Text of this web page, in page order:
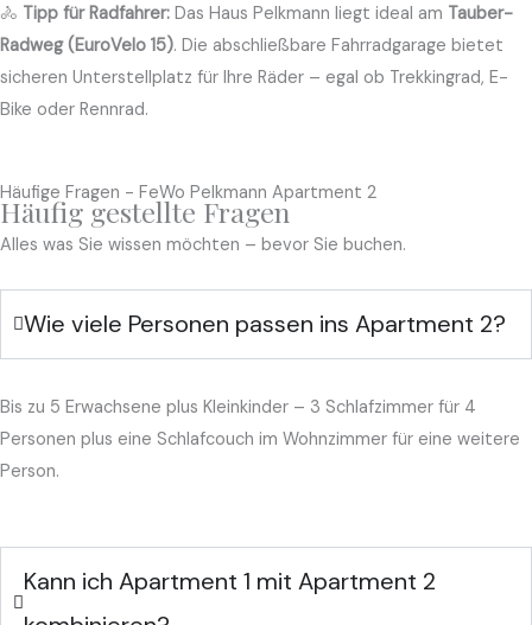
🚴 Tipp für Radfahrer: Das Haus Pelkmann liegt ideal am Tauber-
Radweg (EuroVelo 15). Die abschließbare Fahrradgarage bietet
sicheren Unterstellplatz für Ihre Räder – egal ob Trekkingrad, E-
Bike oder Rennrad.
Häufige Fragen - FeWo Pelkmann Apartment 2
Häufig gestellte Fragen
Alles was Sie wissen möchten – bevor Sie buchen.
Wie viele Personen passen ins Apartment 2?
Bis zu 5 Erwachsene plus Kleinkinder – 3 Schlafzimmer für 4
Personen plus eine Schlafcouch im Wohnzimmer für eine weitere
Person.
Kann ich Apartment 1 mit Apartment 2